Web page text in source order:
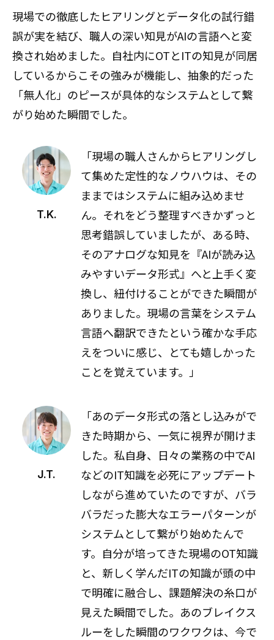
現場での徹底したヒアリングとデータ化の試行錯
誤が実を結び、職人の深い知見がAIの言語へと変
換され始めました。自社内にOTとITの知見が同居
しているからこその強みが機能し、抽象的だった
「無人化」のピースが具体的なシステムとして繋
がり始めた瞬間でした。
T.K.
「現場の職人さんからヒアリングし
て集めた定性的なノウハウは、その
ままではシステムに組み込めませ
ん。それをどう整理すべきかずっと
思考錯誤していましたが、ある時、
そのアナログな知見を『AIが読み込
みやすいデータ形式』へと上手く変
換し、紐付けることができた瞬間が
ありました。現場の言葉をシステム
言語へ翻訳できたという確かな手応
えをついに感じ、とても嬉しかった
ことを覚えています。」
J.T.
「あのデータ形式の落とし込みがで
きた時期から、一気に視界が開けま
した。私自身、日々の業務の中でAI
などのIT知識を必死にアップデート
しながら進めていたのですが、バラ
バラだった膨大なエラーパターンが
システムとして繋がり始めたんで
す。自分が培ってきた現場のOT知識
と、新しく学んだITの知識が頭の中
で明確に融合し、課題解決の糸口が
見えた瞬間でした。あのブレイクス
ルーをした瞬間のワクワクは、今で